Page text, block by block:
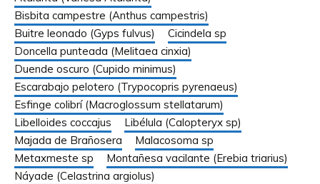
Bisbita campestre (Anthus campestris)
Buitre leonado (Gyps fulvus)
Cicindela sp
Doncella punteada (Melitaea cinxia)
Duende oscuro (Cupido minimus)
Escarabajo pelotero (Trypocopris pyrenaeus)
Esfinge colibrí (Macroglossum stellatarum)
Libelloides coccajus
Libélula (Calopteryx sp)
Majada de Brañosera
Malacosoma sp
Metaxmeste sp
Montañesa vacilante (Erebia triarius)
Náyade (Celastrina argiolus)